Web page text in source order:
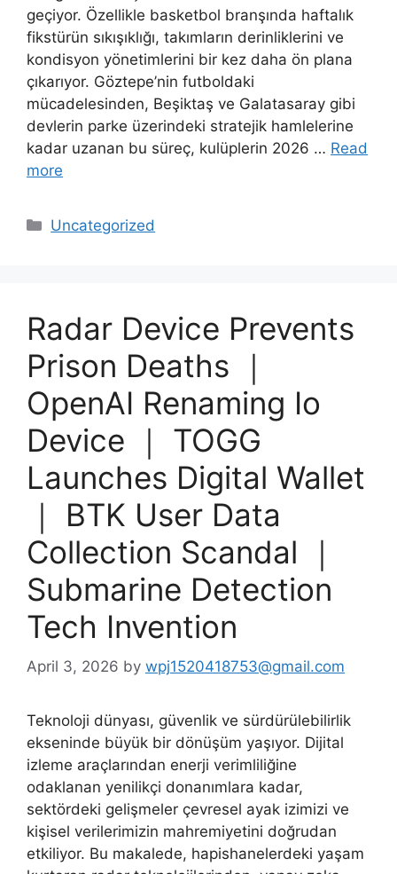
geçiyor. Özellikle basketbol branşında haftalık
fikstürün sıkışıklığı, takımların derinliklerini ve
kondisyon yönetimlerini bir kez daha ön plana
çıkarıyor. Göztepe’nin futboldaki
mücadelesinden, Beşiktaş ve Galatasaray gibi
devlerin parke üzerindeki stratejik hamlelerine
kadar uzanan bu süreç, kulüplerin 2026 … Read
more
Categories
Uncategorized
Radar Device Prevents
Prison Deaths ｜
OpenAI Renaming Io
Device ｜ TOGG
Launches Digital Wallet
｜ BTK User Data
Collection Scandal ｜
Submarine Detection
Tech Invention
April 3, 2026 by wpj1520418753@gmail.com
Teknoloji dünyası, güvenlik ve sürdürülebilirlik
ekseninde büyük bir dönüşüm yaşıyor. Dijital
izleme araçlarından enerji verimliliğine
odaklanan yenilikçi donanımlara kadar,
sektördeki gelişmeler çevresel ayak izimizi ve
kişisel verilerimizin mahremiyetini doğrudan
etkiliyor. Bu makalede, hapishanelerdeki yaşam